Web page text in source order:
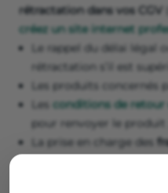
rétractation dans vos CGV
créez un site internet
Le rappel du délai légal
rétractation s’il est
Les produits concernés
Les conditions de retour
pour renvoyer le produit ;
La prise en charge des